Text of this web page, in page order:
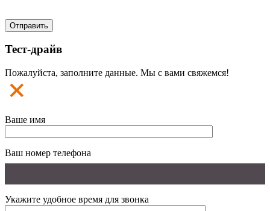
Тест-драйв
Пожалуйста, заполните данные. Мы с вами свяжемся!
Ваше имя
Ваш номер телефона
Укажите удобное время для звонка